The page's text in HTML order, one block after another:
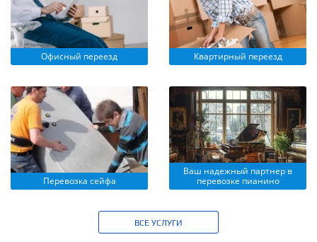
Офисный переезд Квартирный переезд
Перевозка сейфа
Ваш надежный партнер в
перевозке пианино
ВСЕ УСЛУГИ